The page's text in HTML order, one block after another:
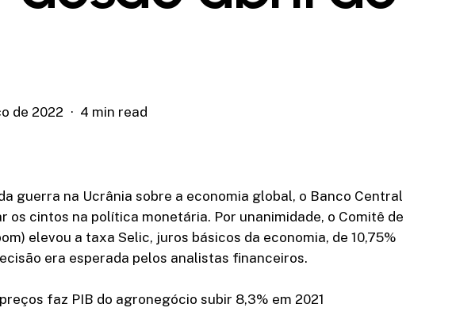
de 2022 4 min read
guerra na Ucrânia sobre a economia global, o Banco Central
os cintos na política monetária. Por unanimidade, o Comitê de
elevou a taxa Selic, juros básicos da economia, de 10,75%
era esperada pelos analistas financeiros.
faz PIB do agronegócio subir 8,3% em 2021